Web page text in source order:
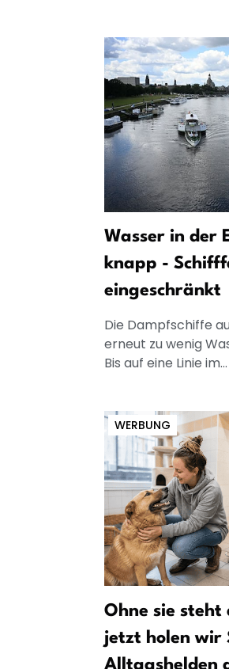
Wasser in der
knapp -
eingeschränkt
Die Dampfschiffe
erneut zu wenig
Bis auf eine Linie im...
WERBUNG
Ohne sie steht
jetzt holen wir
Alltagshelden